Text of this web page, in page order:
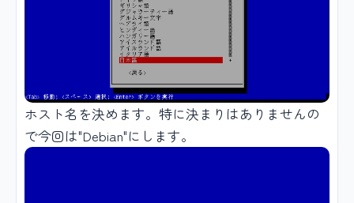
ホスト名を決めます。特に決まりはありませんの
で今回は"Debian"にします。